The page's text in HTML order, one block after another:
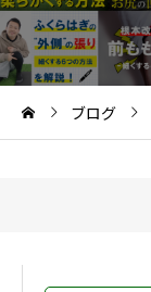
ブログ